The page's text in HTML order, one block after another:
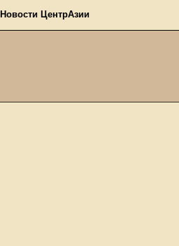
Новости ЦентрАзии